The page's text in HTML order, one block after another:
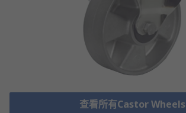
查看所有Castor Wheels